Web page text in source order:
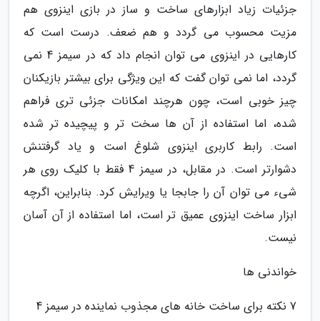
جزئیات زیاد ابزارهای ساخت و ساز در بازی اینزوی هم
مزیت محسوب می گردد و هم ضعف. درست است که
کارهایی در اینزوی می توان انجام داد که در سیمز 4 نمی
گردد، اما نمی توان گفت که این ویژگی برای بیشتر بازیکنان
چیز خوبی است، چون هرچند امکانات جزئی تری فراهم
شده، اما استفاده از آن ها سخت تر و پیچیده تر شده
است. رابط کاربری اینزوی شلوغ است و یاد گرفتنش
دشوارتر است. در مقابل، در سیمز 4 فقط با کلیک روی هر
شیء می توان آن را جابجا یا ویرایش کرد. بنابراین، اگرچه
ابزار ساخت اینزوی عمیق تر است، اما استفاده از آن آسان
نیست.
خواندنی ها
7 نکته برای ساخت خانه های مجذوب نماینده در سیمز 4